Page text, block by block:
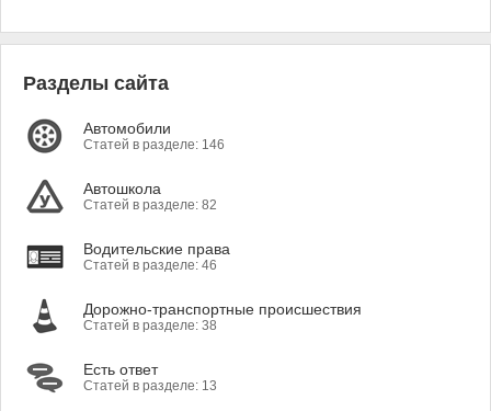
Разделы сайта
Автомобили
Статей в разделе: 146
Автошкола
Статей в разделе: 82
Водительские права
Статей в разделе: 46
Дорожно-транспортные происшествия
Статей в разделе: 38
Есть ответ
Статей в разделе: 13